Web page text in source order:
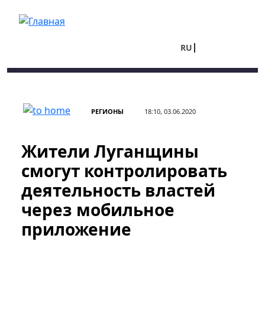
RU
РЕГИОНЫ 18:10, 03.06.2020
Жители Луганщины
смогут контролировать
деятельность властей
через мобильное
приложение